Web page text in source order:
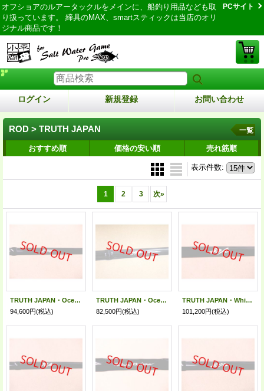
オフショアのルアータックルをメインに、船釣り用品なども取
り扱っています。 締具のMAX、smartスティックは当店のオリ
ジナル商品です！
PCサイト
ログイン 新規登録 お問い合わせ
ROD > TRUTH JAPAN 一覧
おすすめ順 価格の安い順 売れ筋順
表示件数:
1 2 3 次»
TRUTH JAPAN・OceanSprinter 844/オールブラック
94,600円(税込)
TRUTH JAPAN・OceanSprinter 844/ピンラインシルバー
82,500円(税込)
TRUTH JAPAN・WhiteInsight 8210
101,200円(税込)